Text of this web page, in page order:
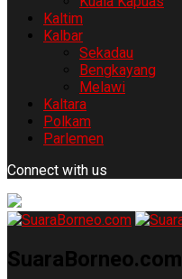
Kaltim
Kalbar
Sekadau
Bengkayang
Melawi
Kaltara
Polkam
Parlemen
Connect with us
SuaraBorneo.com